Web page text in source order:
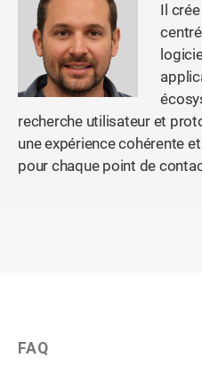
Il
recherche utilisateur et
une expérience cohérente
pour chaque point de
FAQ